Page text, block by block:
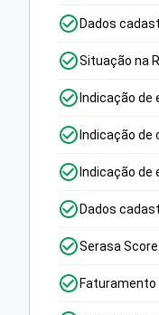
Dados
Situação na
Indicação
Indicação
Indicação de
Dados
Serasa
Faturamento